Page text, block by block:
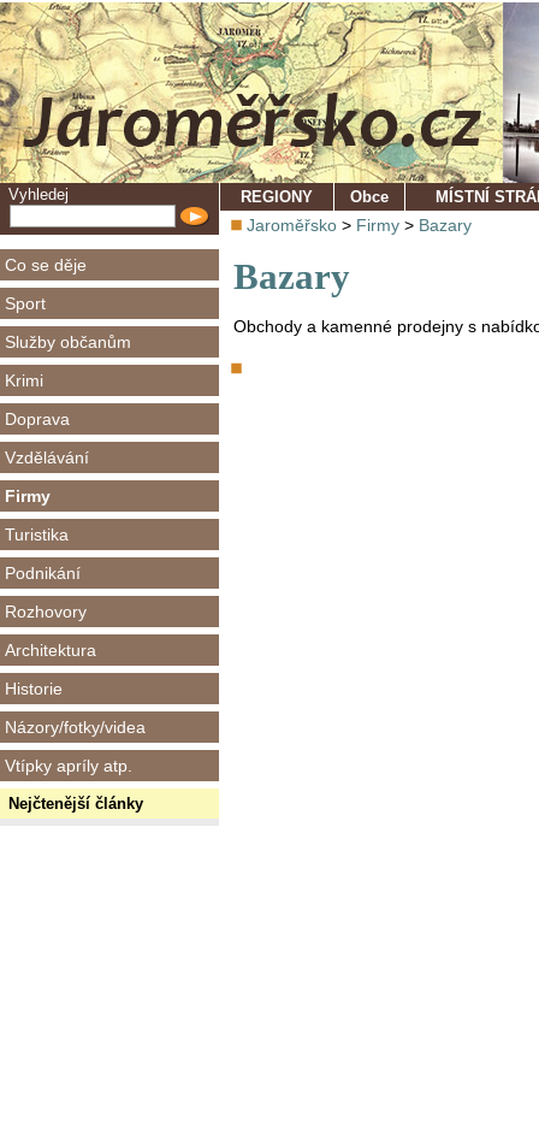
Vyhledej
Co se děje
Sport
Služby občanům
Krimi
Doprava
Vzdělávání
Firmy
Turistika
Podnikání
Rozhovory
Architektura
Historie
Názory/fotky/videa
Vtípky apríly atp.
Nejčtenější články
REGIONY Obce MÍSTNÍ
Jaroměřsko > Firmy > Bazary
Bazary
Obchody a kamenné prodejny s